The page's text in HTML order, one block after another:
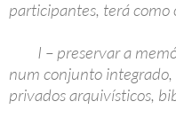
participantes, terá como
I – preservar a
num conjunto
privados arquivísticos,